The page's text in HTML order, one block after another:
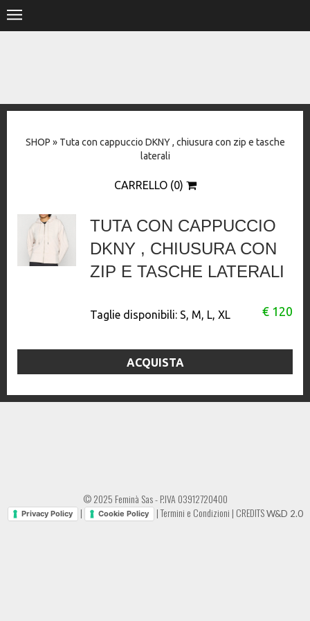
STORE
DESIGNERS
CONTACT
SHOP » Tuta con cappuccio DKNY , chiusura con zip e tasche
laterali
CARRELLO (0)
TUTA CON CAPPUCCIO
DKNY , CHIUSURA CON
ZIP E TASCHE LATERALI
€ 120
Taglie disponibili:S, M, L, XL
ACQUISTA
© 2025 Feminà Sas - P.IVA 03912720400
Privacy Policy | Cookie Policy |Termini e Condizioni | CREDITSW&D 2.0